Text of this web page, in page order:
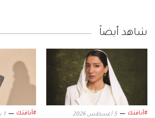
شاهد أيضاً
#أناقتك 5 أغسطس 2026 #أناقتك 1 يونيو 2026